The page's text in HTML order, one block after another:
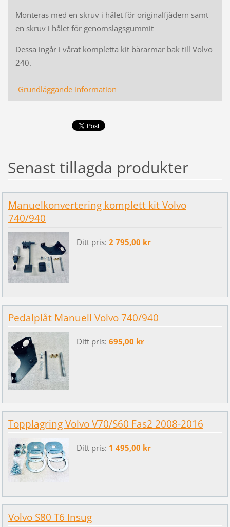
Monteras med en skruv i hålet för originalfjädern samt
en skruv i hålet för genomslagsgummit
Dessa ingår i vårat kompletta kit bärarmar bak till Volvo
240.
Grundläggande information
Senast tillagda produkter
Manuelkonvertering komplett kit Volvo
740/940
Ditt pris: 2 795,00 kr
Pedalplåt Manuell Volvo 740/940
Ditt pris: 695,00 kr
Topplagring Volvo V70/S60 Fas2 2008-2016
Ditt pris: 1 495,00 kr
Volvo S80 T6 Insug